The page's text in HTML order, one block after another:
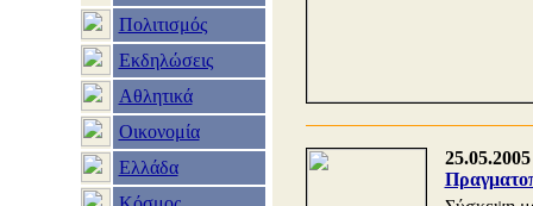
Πολιτισμός
Εκδηλώσεις
Αθλητικά
Οικονομία
Ελλάδα
25.05.2005